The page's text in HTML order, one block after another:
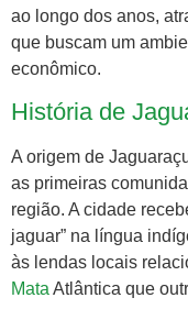
ao longo dos anos,
que buscam um
econômico.
História de
A origem de
as primeiras
região. A cidade
jaguar” na língua
às lendas locais
Mata Atlântica que